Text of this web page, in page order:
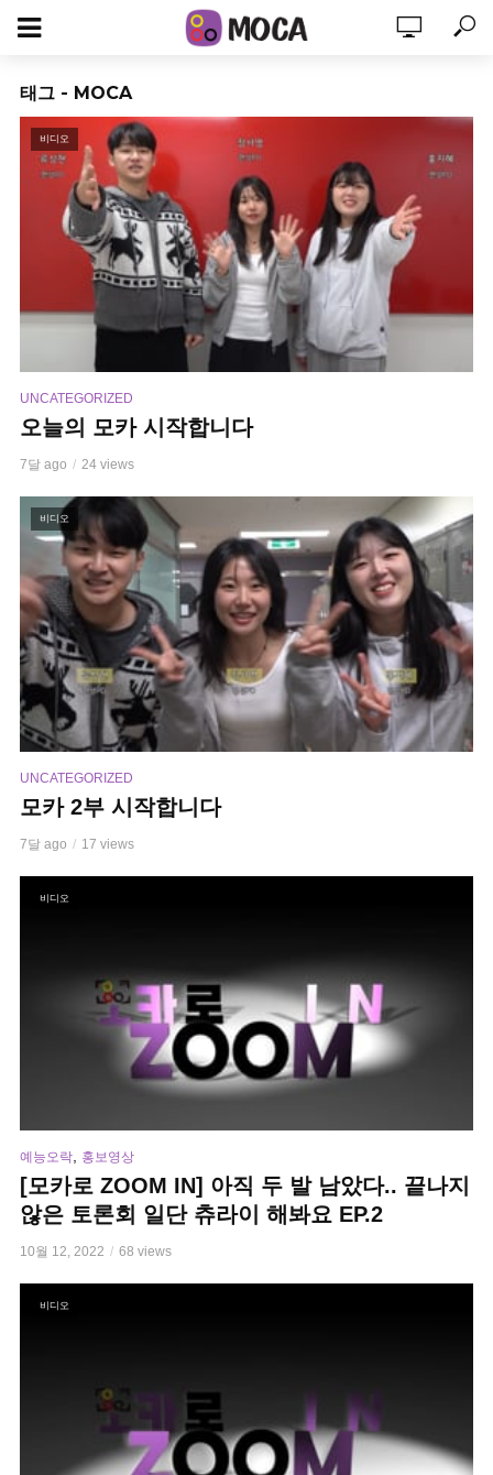
태그 - MOCA
비디오
UNCATEGORIZED
오늘의 모카 시작합니다
7달 ago 24 views
비디오
UNCATEGORIZED
모카 2부 시작합니다
7달 ago 17 views
비디오
예능오락, 홍보영상
[모카로 ZOOM IN] 아직 두 발 남았다.. 끝나지
않은 토론회 일단 츄라이 해봐요 EP.2
10월 12, 2022 68 views
비디오